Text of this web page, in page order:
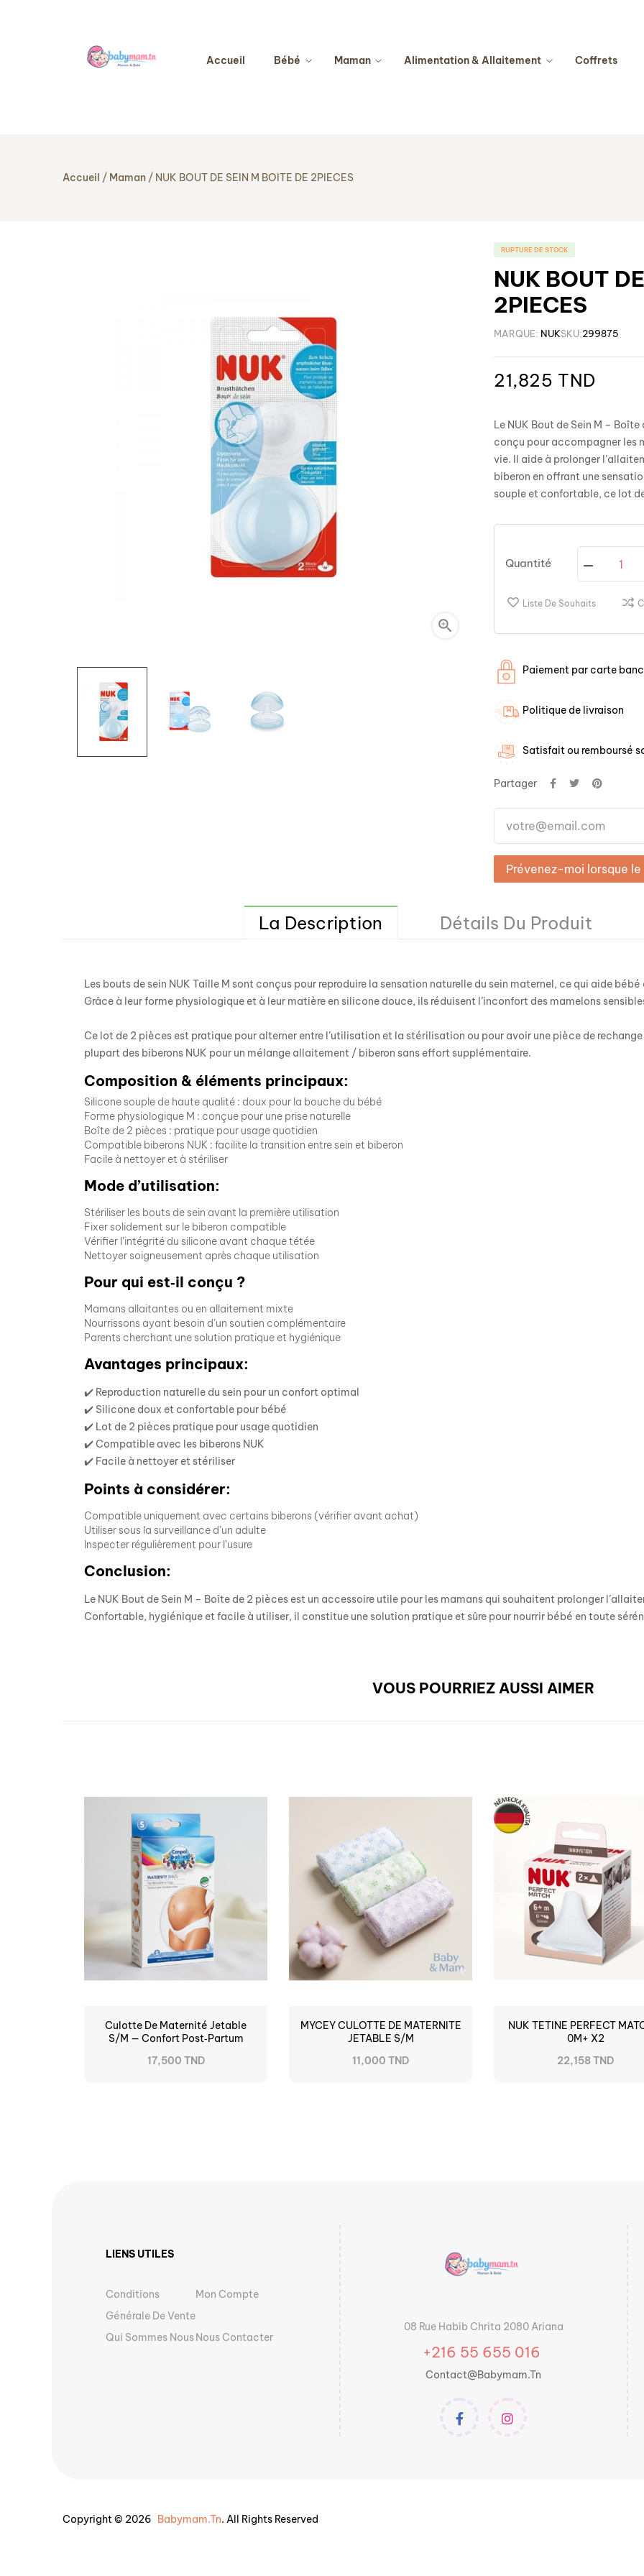
Accueil Bébé Maman Alimentation & Allaitement Coffrets
Accueil Maman NUK BOUT DE SEIN M BOITE DE 2PIECES

RUPTURE DE STOCK
NUK BOUT
2PIECES
MARQUE: NUKSKU:299875
21,825 TND
Le NUK Bout de Sein M –
conçu pour accompagner les
vie. Il aide à prolonger
biberon en offrant une
souple et confortable, ce lot
Quantité
Liste De Souhaits
Paiement par carte
Politique de livraison
Satisfait ou remboursé
Partager
Prévenez-moi lorsque
La Description Détails Du Produit
Les bouts de sein NUK Taille M sont conçus pour reproduire la sensation naturelle du sein maternel, ce qui aide
Grâce à leur forme physiologique et à leur matière en silicone douce, ils réduisent l’inconfort des mamelons
Ce lot de 2 pièces est pratique pour alterner entre l’utilisation et la stérilisation ou pour avoir une pièce de
plupart des biberons NUK pour un mélange allaitement / biberon sans effort supplémentaire.
Composition & éléments principaux:
Silicone souple de haute qualité : doux pour la bouche du bébé
Forme physiologique M : conçue pour une prise naturelle
Boîte de 2 pièces : pratique pour usage quotidien
Compatible biberons NUK : facilite la transition entre sein et biberon
Facile à nettoyer et à stériliser
Mode d’utilisation:
Stériliser les bouts de sein avant la première utilisation
Fixer solidement sur le biberon compatible
Vérifier l’intégrité du silicone avant chaque tétée
Nettoyer soigneusement après chaque utilisation
Pour qui est‑il conçu ?
Mamans allaitantes ou en allaitement mixte
Nourrissons ayant besoin d’un soutien complémentaire
Parents cherchant une solution pratique et hygiénique
Avantages principaux:
✔️ Reproduction naturelle du sein pour un confort optimal
✔️ Silicone doux et confortable pour bébé
✔️ Lot de 2 pièces pratique pour usage quotidien
✔️ Compatible avec les biberons NUK
✔️ Facile à nettoyer et stériliser
Points à considérer:
Compatible uniquement avec certains biberons (vérifier avant achat)
Utiliser sous la surveillance d’un adulte
Inspecter régulièrement pour l’usure
Conclusion:
Le NUK Bout de Sein M – Boîte de 2 pièces est un accessoire utile pour les mamans qui souhaitent prolonger
Confortable, hygiénique et facile à utiliser, il constitue une solution pratique et sûre pour nourrir bébé en toute
VOUS POURRIEZ AUSSI AIMER
Culotte De Maternité Jetable
S/M — Confort Post‑partum
17,500 TND
MYCEY CULOTTE DE MATERNITE
JETABLE S/M
11,000 TND
NUK TETINE PERFECT
0M+ X2
22,158 TND
LIENS UTILES
Conditions
Générale De Vente
Mon Compte
Qui Sommes NousNous Contacter
08 Rue Habib Chrita 2080 Ariana
+216 55 655 016
Contact@babymam.tn
Copyright © 2026 Babymam.tn. All Rights Reserved